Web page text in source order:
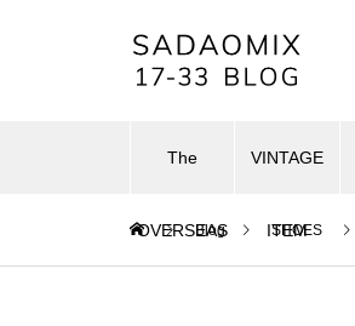
The
OVERSEAS
VINTAGE
ITEM
Blog SHOES